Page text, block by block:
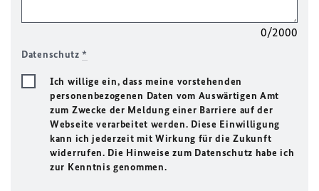
0/2000
Datenschutz*
Ich willige ein, dass meine vorstehenden
personenbezogenen Daten vom Auswärtigen Amt
zum Zwecke der Meldung einer Barriere auf der
Webseite verarbeitet werden. Diese Einwilligung
kann ich jederzeit mit Wirkung für die Zukunft
widerrufen. Die Hinweise zum Datenschutz habe ich
zur Kenntnis genommen.